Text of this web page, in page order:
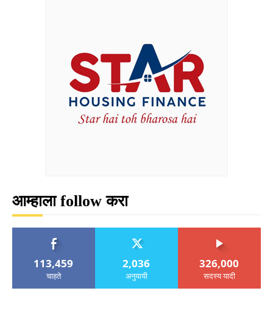
आम्हाला follow करा
113,459
चाहते
2,036
अनुयायी
326,000
सदस्य यादी